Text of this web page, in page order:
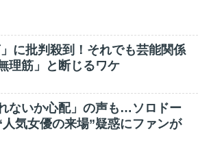
に批判殺到！それでも芸能関係
理筋」と断じるワケ
ないか心配」の声も…ソロドー
気女優の来場”疑惑にファンが